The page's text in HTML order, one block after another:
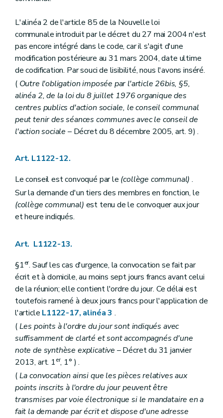
Art. L1541-1
Art. L1541-2
Art. L1541-3
Art.1541-4
Titre V Dispositions diverses
Chapitre unique
Art. L1551-1
Art. L1551-2
Art. L1551-3
Titre VI Publicité de l'administration
Chapitre unique
Art. L1561-1
Art. L1561-2
Art. L1561-4
Art. L1561-5
Art. L1561-6
Art. L1561-7
Art. L1561-8
Art. L1561-9
Art. L1561-10
Art. L1561-11
Art. L1561-13
Partie DEUXIEME
Titre premier Organisation des agglomérations et des fédérations de communes
Chapitre premier Dispositions générales
Section première Délimitations
Art. L2111-1
Art. L2111-2
Section 2 Constitution
Art. L2111-3
Art. L2111-4
Section 3 Attributions
Art. L2111-5
Art. L2111-6
Chapitre II Organes des agglomérations et des fédérations
Section première Dispositions générales
Art. L2112-1
Art. L2112-2
Art. L2112-3
L'alinéa 2 de l'article 85 de la Nouvelle loi
communale introduit par le décret du 27 mai 2004 n'est
pas encore intégré dans le code, car il s'agit d'une
modification postérieure au 31 mars 2004, date ultime
de codification. Par souci de lisibilité, nous l'avons inséré.
( Outre l'obligation imposée par l'article 26bis, §5,
alinéa 2, de la loi du 8 juillet 1976 organique des
centres publics d'action sociale, le conseil communal
peut tenir des séances communes avec le conseil de
l'action sociale – Décret du 8 décembre 2005, art. 9) .
Art. L1122-12.
Le conseil est convoqué par le (collège communal) .
Sur la demande d'un tiers des membres en fonction, le
(collège communal) est tenu de le convoquer aux jour
et heure indiqués.
Art. L1122-13.
§1er. Sauf les cas d'urgence, la convocation se fait par
écrit et à domicile, au moins sept jours francs avant celui
de la réunion; elle contient l'ordre du jour. Ce délai est
toutefois ramené à deux jours francs pour l'application de
l'article L1122-17, alinéa 3 .
(Les points à l'ordre du jour sont indiqués avec
suffisamment de clarté et sont accompagnés d'une
note de synthèse explicative – Décret du 31 janvier
2013, art. 1er, 1° ) .
(La convocation ainsi que les pièces relatives aux
points inscrits à l'ordre du jour peuvent être
transmises par voie électronique si le mandataire en a
fait la demande par écrit et dispose d'une adresse